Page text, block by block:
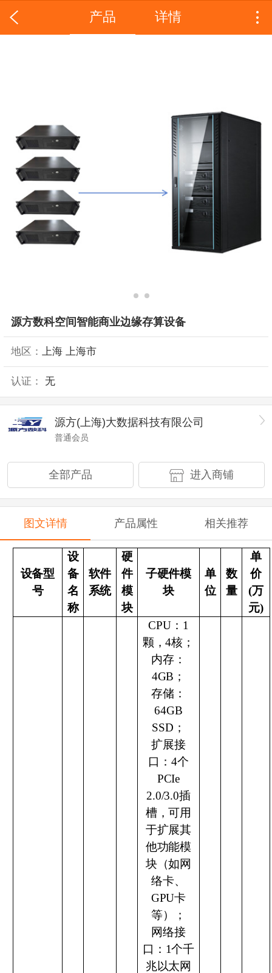
产品 详情
源方数科空间智能商业边缘存算设备
地区： 上海 上海市
认证： 无
源方(上海)大数据科技有限公司
普通会员
全部产品 进入商铺
图文详情 产品属性 相关推荐
设备型
号
设
备
名
称
软件
系统
硬
件
模
块
子硬件模
块
单
位
数
量
单
价
(万
元)
CPU：1
颗，4核；
内存：
4GB；
存储：
64GB
SSD；
扩展接
口： 4个
PCIe
2.0/3.0插
槽，可用
于扩展其
他功能模
块（如网
络卡、
GPU卡
等）；
网络接
口： 1个千
兆以太网